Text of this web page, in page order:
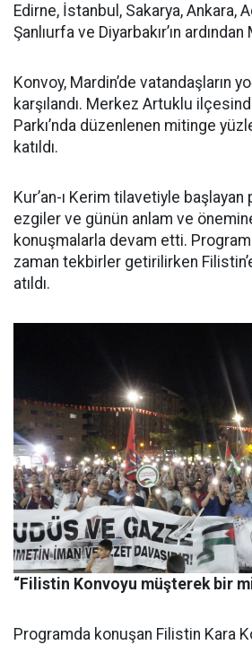
Edirne, İstanbul, Sakarya, Ankara,
Şanlıurfa ve Diyarbakır’ın ardından
Konvoy, Mardin’de vatandaşların
karşılandı. Merkez Artuklu
Parkı’nda düzenlenen mitinge
katıldı.
Kur’an-ı Kerim tilavetiyle başlayan
ezgiler ve günün anlam ve
konuşmalarla devam etti. Program
zaman tekbirler getirilirken
atıldı.
“Filistin Konvoyu müşterek bir
Programda konuşan Filistin Kara